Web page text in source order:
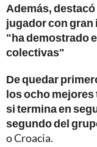
Además, destacó
jugador con gran
"ha demostrado
colectivas"
De quedar
los ocho
si termina en
segundo del
o Croacia.